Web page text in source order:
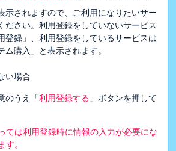
示されますので、ご利用になりたいサー
ださい。利用登録をしていないサービス
登録」、利用登録をしているサービスは
ム購入」と表示されます。
い場合
のうえ「利用登録する 」ボタンを押して
ては利用登録時に情報の入力が必要にな
す。